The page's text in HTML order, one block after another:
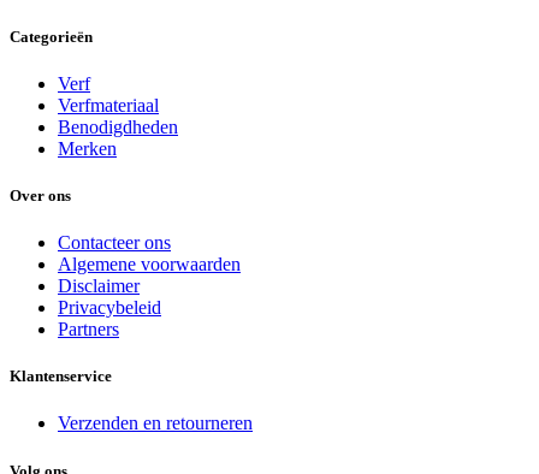
Categorieën
Verf
Verfmateriaal
Benodigdheden
Merken
Over ons
Contacteer ons
Algemene voorwaarden
Disclaimer
Privacybeleid
Partners
Klantenservice
Verzenden en retourneren